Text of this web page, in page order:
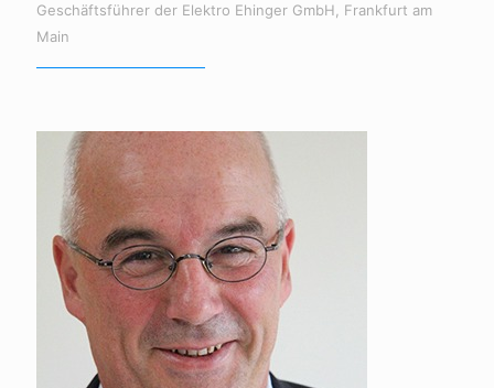
Geschäftsführer der Elektro Ehinger GmbH, Frankfurt am
Main